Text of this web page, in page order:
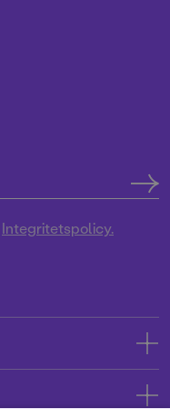
Integritetspolicy.